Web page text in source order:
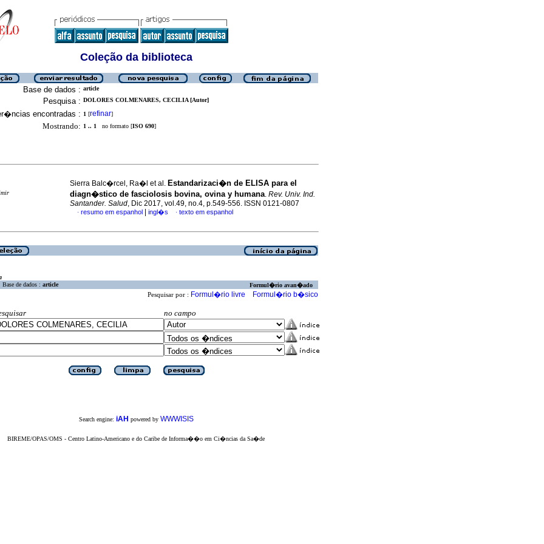
Coleção da biblioteca
Base de dados : article
Pesquisa : DOLORES COLMENARES, CECILIA [Autor]
encontradas : 1 [refinar]
Mostrando: 1 .. 1 no formato [ISO 690]
Sierra Balc�rcel, Ra�l et al. Estandarizaci�n de ELISA para el
diagn�stico de fasciolosis bovina, ovina y humana. Rev. Univ. Ind.
Santander. Salud, Dic 2017, vol.49, no.4, p.549-556. ISSN 0121-0807
· resumo em espanhol ingl�s · texto em espanhol
Base de dados : article Formul�rio avan�ado
Pesquisar por : Formul�rio livre Formul�rio b�sico
no campo
Search engine: iAH powered by WWWISIS
BIREME/OPAS/OMS - Centro Latino-Americano e do Caribe de Informa��o em Ci�ncias da Sa�de